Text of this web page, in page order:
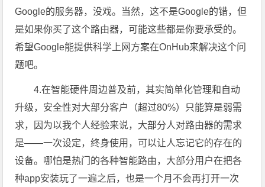
Google的服务器，没戏。当然，这不是Google的错，但
是如果你买了这个路由器，可能这些都是你要承受的。
希望Google能提供科学上网方案在OnHub来解决这个问
题吧。
4.在智能硬件周边普及前，其实简单化管理和自动
升级，安全性对大部分客户（超过80%）只能算是弱需
求，因为以我个人经验来说，大部分人对路由器的需求
是——一次设定，终身使用，可以让人忘记它的存在的
设备。哪怕是热门的各种智能路由，大部分用户在把各
种app安装玩了一遍之后，也是一个月不会再打开一次